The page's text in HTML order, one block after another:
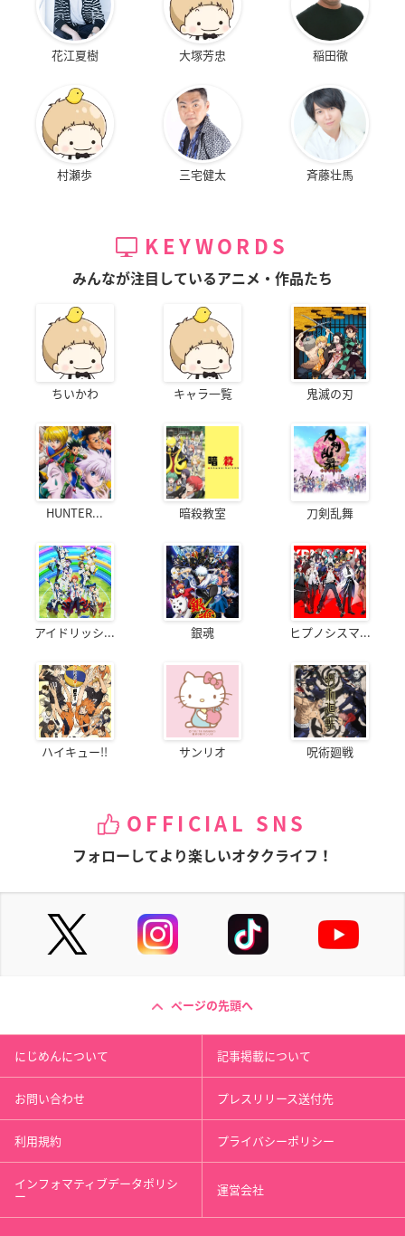
花江夏樹 大塚芳忠 稲田徹
村瀬歩 三宅健太 斉藤壮馬
KEYWORDS
みんなが注目しているアニメ・作品たち
ちいかわ キャラ一覧 鬼滅の刃
HUNTER... 暗殺教室 刀剣乱舞
アイドリッシ... 銀魂 ヒプノシスマ...
ハイキュー!! サンリオ 呪術廻戦
OFFICIAL SNS
フォローしてより楽しいオタクライフ！
ページの先頭へ
にじめんについて 記事掲載について
お問い合わせ プレスリリース送付先
利用規約 プライバシーポリシー
インフォマティブデータポリシ
ー 運営会社